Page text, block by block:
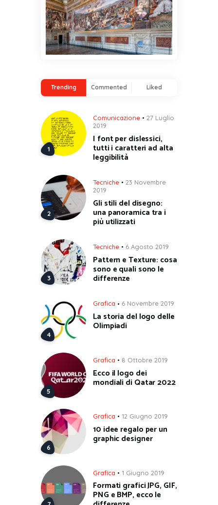
Trending Commented Liked
Comunicazione
27 Luglio
2019
I font per dislessici,
tutti i caratteri ad alta
leggibilità
Tecniche
23 Novembre
2019
Gli stili del disegno:
una panoramica tra i
più utilizzati
Tecniche 6 Agosto 2019
Pattern e Texture: cosa
sono e quali sono le
differenze
Grafica 6 Novembre 2019
La storia del logo delle
Olimpiadi
Grafica 8 Ottobre 2019
Ecco il logo dei
mondiali di Qatar 2022
Grafica 12 Giugno 2019
10 idee regalo per un
graphic designer
Grafica 1 Giugno 2019
Formati grafici JPG, GIF,
PNG e BMP, ecco le